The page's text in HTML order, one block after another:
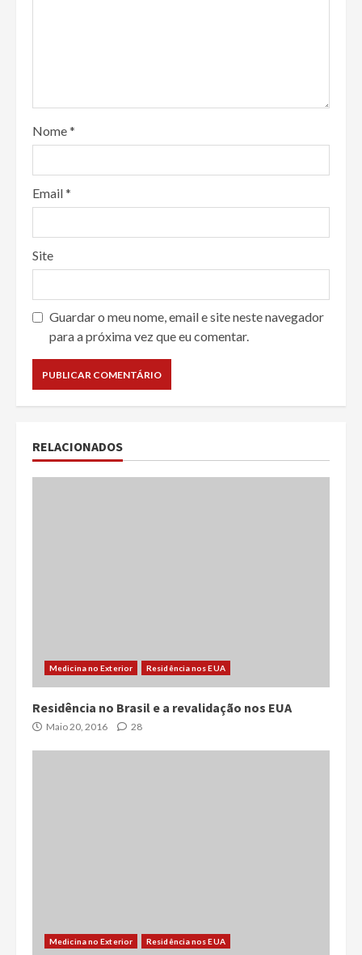
Nome*
Email*
Site
Guardar o meu nome, email e site neste navegador
para a próxima vez que eu comentar.
RELACIONADOS
Medicina no Exterior Residência nos EUA
Residência no Brasil e a revalidação nos EUA
Maio 20, 2016 28
Medicina no Exterior Residência nos EUA